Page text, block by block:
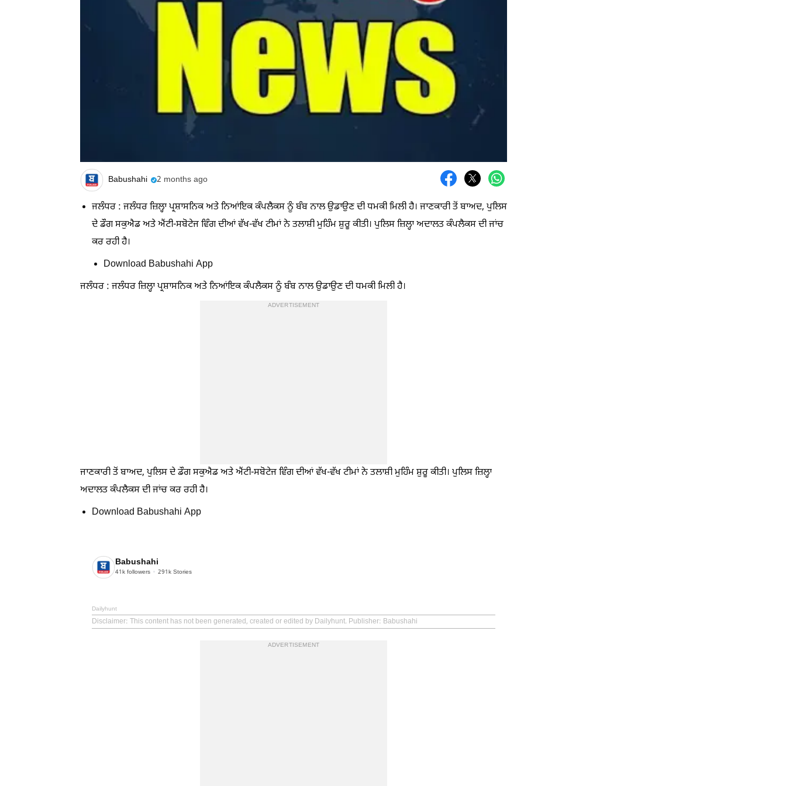
Babushahi 2 months ago
ਜਲੰਧਰ : ਜਲੰਧਰ ਜ਼ਿਲ੍ਹਾ ਪ੍ਰਸ਼ਾਸਨਿਕ ਅਤੇ ਨਿਆਂਇਕ ਕੰਪਲੈਕਸ ਨੂੰ ਬੰਬ ਨਾਲ ਉਡਾਉਣ ਦੀ ਧਮਕੀ ਮਿਲੀ ਹੈ। ਜਾਣਕਾਰੀ ਤੋਂ ਬਾਅਦ, ਪੁਲਿਸ
ਦੇ ਡੌਗ ਸਕੁਐਡ ਅਤੇ ਐਂਟੀ-ਸਬੋਟੇਜ ਵਿੰਗ ਦੀਆਂ ਵੱਖ-ਵੱਖ ਟੀਮਾਂ ਨੇ ਤਲਾਸ਼ੀ ਮੁਹਿੰਮ ਸ਼ੁਰੂ ਕੀਤੀ। ਪੁਲਿਸ ਜ਼ਿਲ੍ਹਾ ਅਦਾਲਤ ਕੰਪਲੈਕਸ ਦੀ ਜਾਂਚ
ਕਰ ਰਹੀ ਹੈ।
Download Babushahi App
ਜਲੰਧਰ : ਜਲੰਧਰ ਜ਼ਿਲ੍ਹਾ ਪ੍ਰਸ਼ਾਸਨਿਕ ਅਤੇ ਨਿਆਂਇਕ ਕੰਪਲੈਕਸ ਨੂੰ ਬੰਬ ਨਾਲ ਉਡਾਉਣ ਦੀ ਧਮਕੀ ਮਿਲੀ ਹੈ।
ADVERTISEMENT
ਜਾਣਕਾਰੀ ਤੋਂ ਬਾਅਦ, ਪੁਲਿਸ ਦੇ ਡੌਗ ਸਕੁਐਡ ਅਤੇ ਐਂਟੀ-ਸਬੋਟੇਜ ਵਿੰਗ ਦੀਆਂ ਵੱਖ-ਵੱਖ ਟੀਮਾਂ ਨੇ ਤਲਾਸ਼ੀ ਮੁਹਿੰਮ ਸ਼ੁਰੂ ਕੀਤੀ। ਪੁਲਿਸ ਜ਼ਿਲ੍ਹਾ
ਅਦਾਲਤ ਕੰਪਲੈਕਸ ਦੀ ਜਾਂਚ ਕਰ ਰਹੀ ਹੈ।
Download Babushahi App
Babushahi
41k followers 291k Stories
Dailyhunt
Disclaimer: This content has not been generated, created or edited by Dailyhunt. Publisher: Babushahi
ADVERTISEMENT